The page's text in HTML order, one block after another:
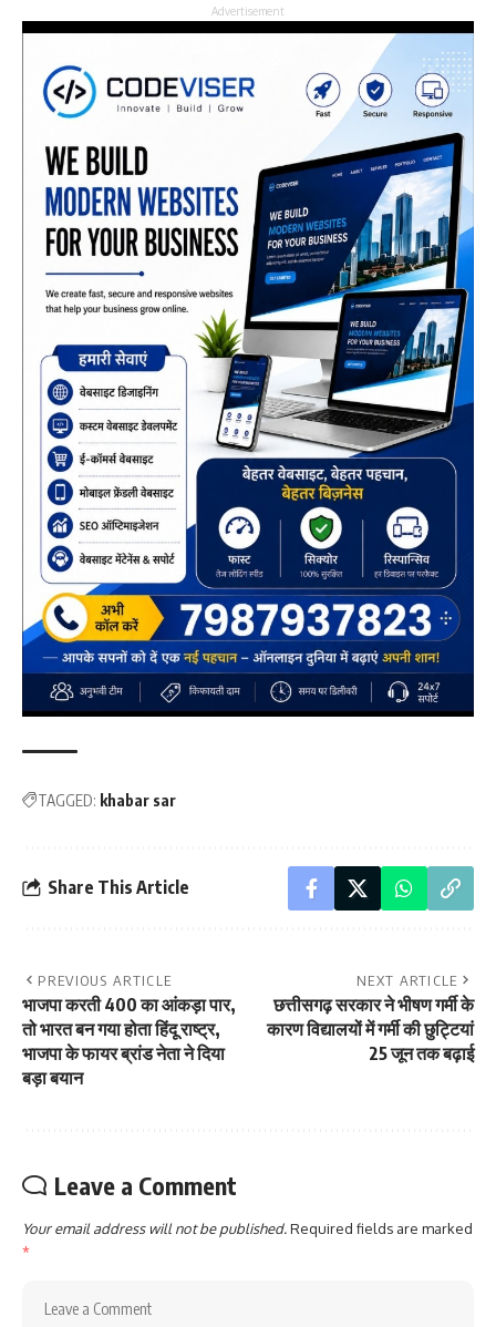
Advertisement
TAGGED: khabar sar
Share This Article
PREVIOUS ARTICLE
भाजपा करती 400 का आंकड़ा पार,
तो भारत बन गया होता हिंदू राष्ट्र,
भाजपा के फायर ब्रांड नेता ने दिया
बड़ा बयान
NEXT ARTICLE
छत्तीसगढ़ सरकार ने भीषण गर्मी के
कारण विद्यालयों में गर्मी की छुट्टियां
25 जून तक बढ़ाई
Leave a Comment
Your email address will not be published.Required fields are marked
*